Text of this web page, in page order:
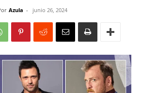
Azula - junio 26, 2024